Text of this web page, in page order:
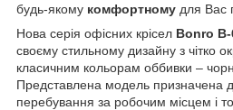
будь-якому комфортному для Вас
Нова серія офісних крісел Bonro B-
своєму стильному дизайну з чітко
класичним кольорам оббивки –
Представлена модель призначена
перебування за робочим місцем і